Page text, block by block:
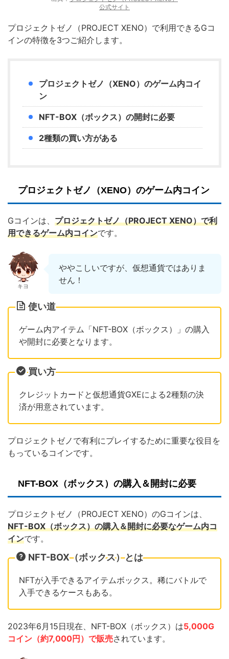
公式サイト
プロジェクトゼノ（PROJECT XENO）で利用できるGコ
インの特徴を3つご紹介します。
プロジェクトゼノ（XENO）のゲーム内コイ
ン
NFT-BOX（ボックス）の開封に必要
2種類の買い方がある
プロジェクトゼノ（XENO）のゲーム内コイン
Gコインは、 プロジェクトゼノ（PROJECT XENO）で利
用できるゲーム内コインです。
キヨ
ややこしいですが、仮想通貨ではありま
せん！
使い道
ゲーム内アイテム「NFT-BOX（ボックス）」の購入
や開封に必要となります。
買い方
クレジットカードと仮想通貨GXEによる2種類の決
済が用意されています。
プロジェクトゼノで有利にプレイするために重要な役目を
もっているコインです。
NFT-BOX（ボックス）の購入＆開封に必要
プロジェクトゼノ（PROJECT XENO）のGコインは、
NFT-BOX（ボックス）の購入＆開封に必要なゲーム内コ
インです。
NFT-BOX（ボックス）とは
NFTが入手できるアイテムボックス。稀にバトルで
入手できるケースもある。
2023年6月15日現在、NFT-BOX（ボックス）は5,000G
コイン（約7,000円）で販売されています。